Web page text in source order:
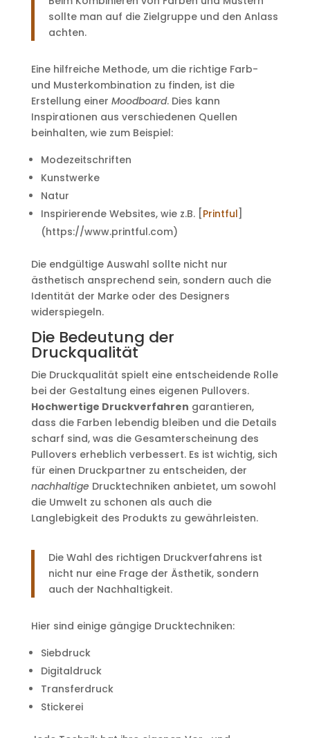
sollte man auf die Zielgruppe und den Anlass
achten.
Eine hilfreiche Methode, um die richtige Farb-
und Musterkombination zu finden, ist die
Erstellung einer Moodboard. Dies kann
Inspirationen aus verschiedenen Quellen
beinhalten, wie zum Beispiel:
Modezeitschriften
Kunstwerke
Natur
Inspirierende Websites, wie z.B. [ Printful
(https://www.printful.com)
Die endgültige Auswahl sollte nicht nur
ästhetisch ansprechend sein, sondern auch die
Identität der Marke oder des Designers
widerspiegeln.
Die Bedeutung der
Druckqualität
Die Druckqualität spielt eine entscheidende Rolle
bei der Gestaltung eines eigenen Pullovers.
Hochwertige Druckverfahren garantieren,
dass die Farben lebendig bleiben und die Details
scharf sind, was die Gesamterscheinung des
Pullovers erheblich verbessert. Es ist wichtig, sich
für einen Druckpartner zu entscheiden, der
nachhaltige Drucktechniken anbietet, um sowohl
die Umwelt zu schonen als auch die
Langlebigkeit des Produkts zu gewährleisten.
Die Wahl des richtigen Druckverfahrens ist
nicht nur eine Frage der Ästhetik, sondern
auch der Nachhaltigkeit.
Hier sind einige gängige Drucktechniken:
Siebdruck
Digitaldruck
Transferdruck
Stickerei